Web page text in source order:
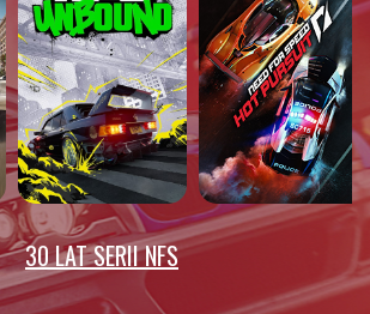
30 LAT SERII NFS